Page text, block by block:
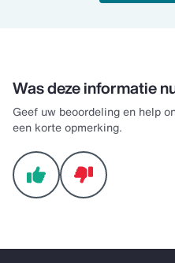
Was deze informatie
Geef uw beoordeling en help
een korte opmerking.